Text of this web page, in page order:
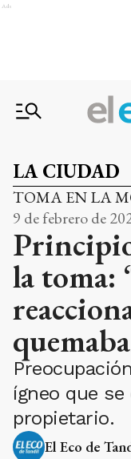
Ads
LA CIUDAD
TOMA EN LA
9 de febrero de
la toma:
ígneo que
propietario.
El Eco de